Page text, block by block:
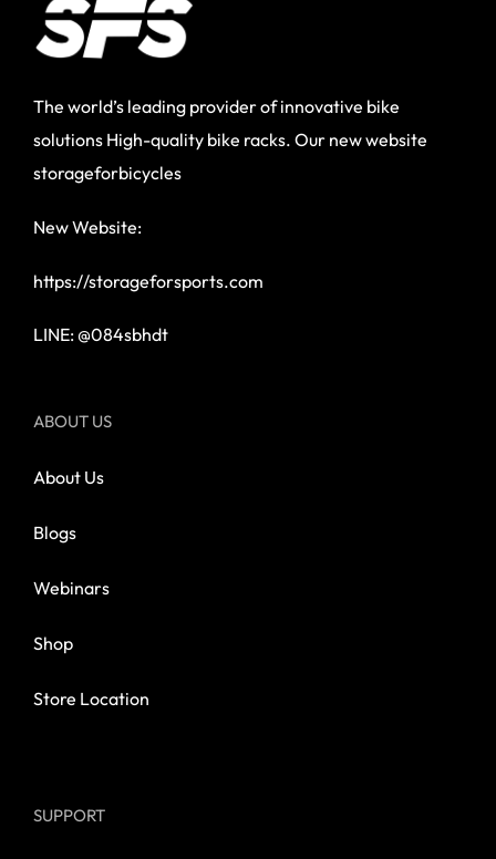
The world’s leading provider of innovative bike
solutions High-quality bike racks. Our new website
storageforbicycles
New Website:
https://storageforsports.com
LINE: @084sbhdt
ABOUT US
About Us
Blogs
Webinars
Shop
Store Location
SUPPORT